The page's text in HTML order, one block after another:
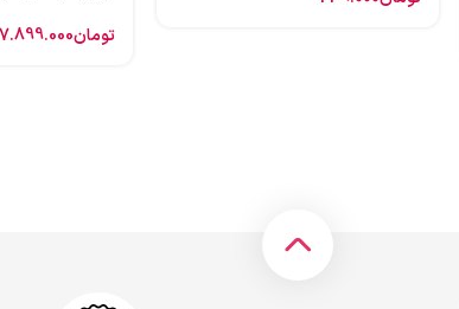
تومان7.899.000